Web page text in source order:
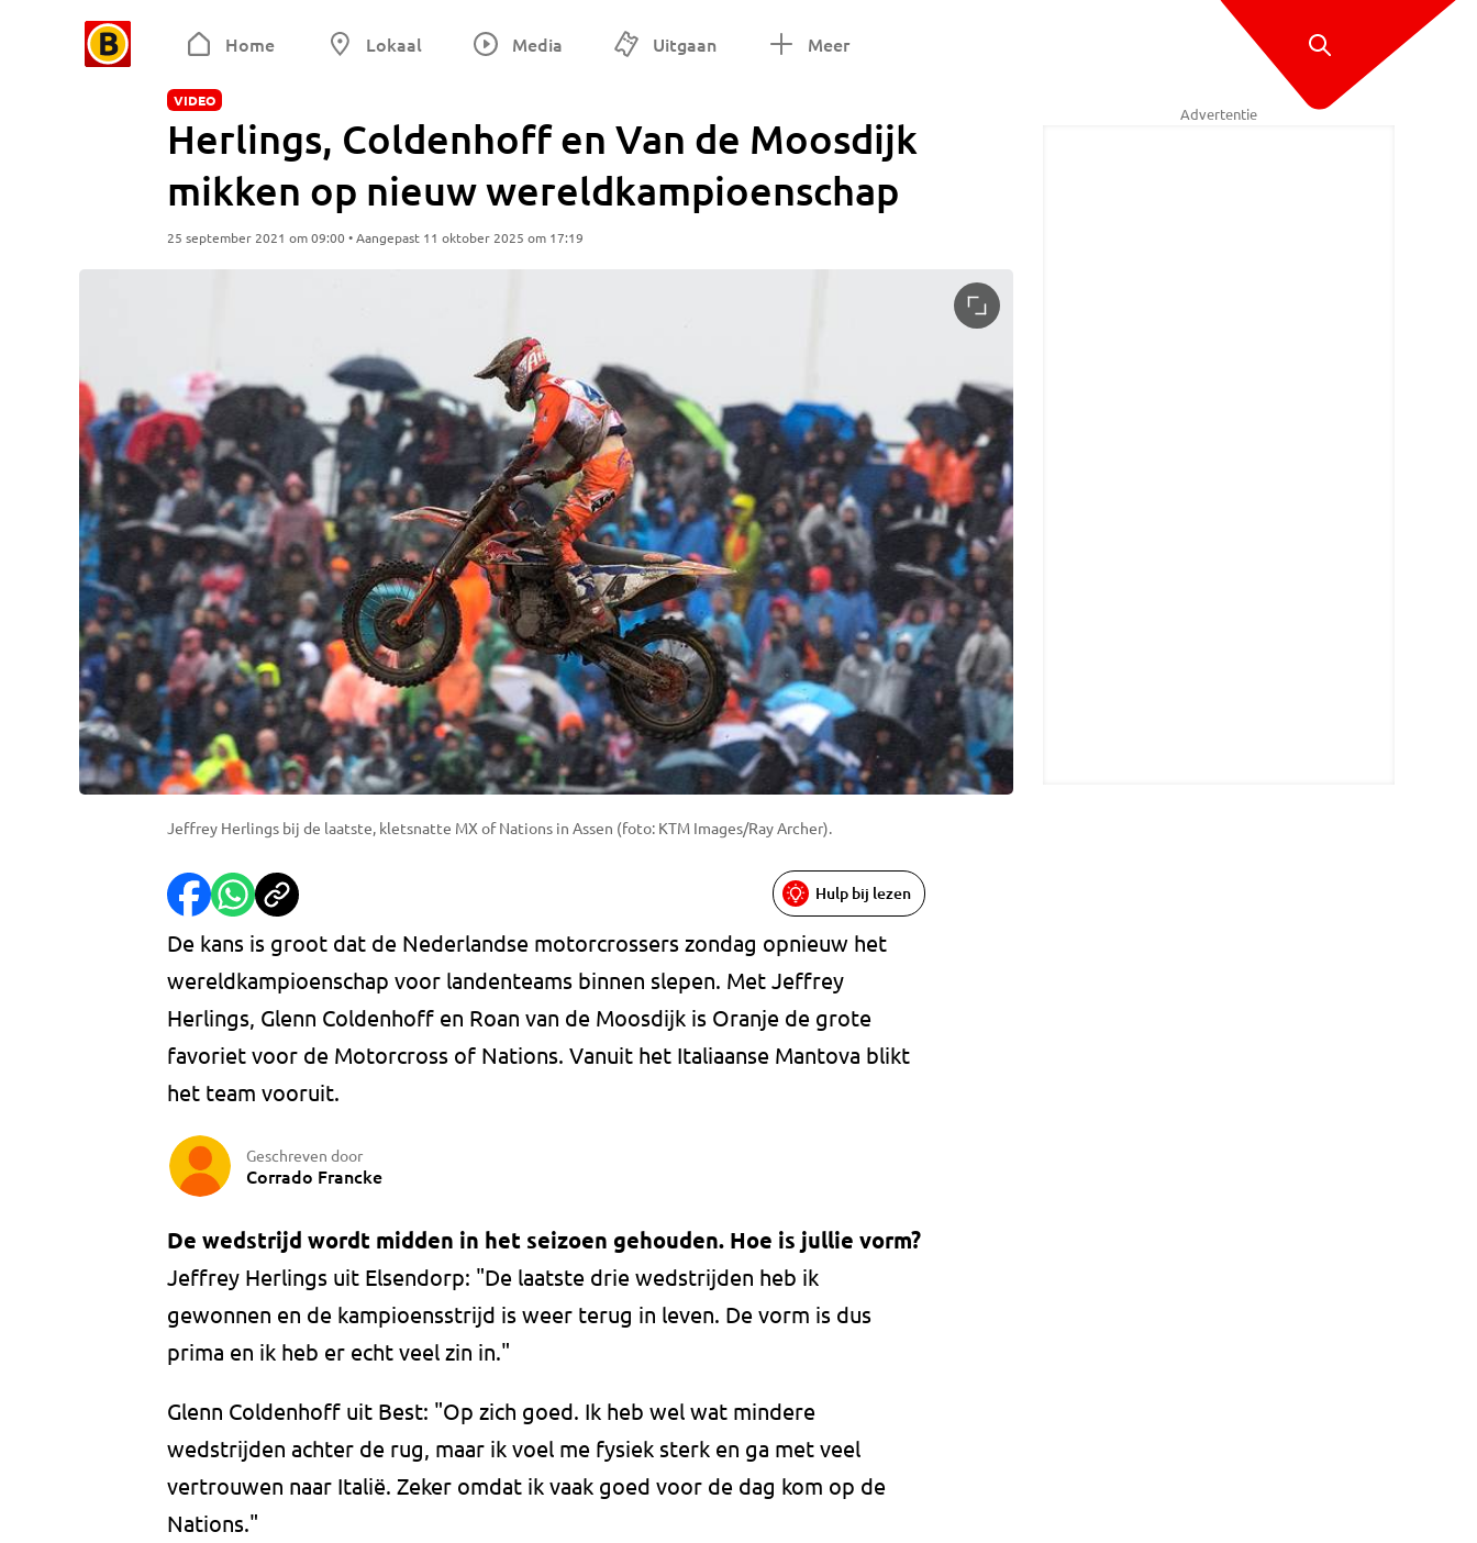
Home Lokaal Media Uitgaan Meer
VIDEO
Herlings, Coldenhoff en Van de Moosdijk
mikken op nieuw wereldkampioenschap
25 september 2021 om 09:00 • Aangepast 11 oktober 2025 om 17:19
Jeffrey Herlings bij de laatste, kletsnatte MX of Nations in Assen (foto: KTM Images/Ray Archer).
Hulp bij lezen
De kans is groot dat de Nederlandse motorcrossers zondag opnieuw het
wereldkampioenschap voor landenteams binnen slepen. Met Jeffrey
Herlings, Glenn Coldenhoff en Roan van de Moosdijk is Oranje de grote
favoriet voor de Motorcross of Nations. Vanuit het Italiaanse Mantova blikt
het team vooruit.
Geschreven door
Corrado Francke
De wedstrijd wordt midden in het seizoen gehouden. Hoe is jullie vorm?
Jeffrey Herlings uit Elsendorp: "De laatste drie wedstrijden heb ik
gewonnen en de kampioensstrijd is weer terug in leven. De vorm is dus
prima en ik heb er echt veel zin in."
Glenn Coldenhoff uit Best: "Op zich goed. Ik heb wel wat mindere
wedstrijden achter de rug, maar ik voel me fysiek sterk en ga met veel
vertrouwen naar Italië. Zeker omdat ik vaak goed voor de dag kom op de
Nations."
Advertentie